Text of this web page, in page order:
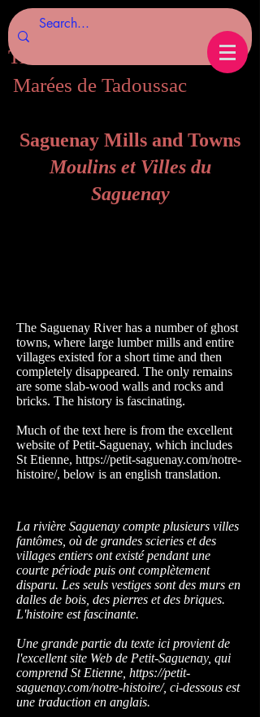
Tides of Tadoussac.com
Marées de Tadoussac
Saguenay Mills and Towns
Moulins et Villes du
Saguenay
The Saguenay River has a number of ghost
towns, where large lumber mills and entire
villages existed for a short time and then
completely disappeared. The only remains
are some slab-wood walls and rocks and
bricks. The history is fascinating.
Much of the text here is from the excellent
website of Petit-Saguenay, which includes
St Etienne, https://petit-saguenay.com/notre-
histoire/, below is an english translation.
La rivière Saguenay compte plusieurs villes
fantômes, où de grandes scieries et des
villages entiers ont existé pendant une
courte période puis ont complètement
disparu. Les seuls vestiges sont des murs en
dalles de bois, des pierres et des briques.
L'histoire est fascinante.
Une grande partie du texte ici provient de
l'excellent site Web de Petit-Saguenay, qui
comprend St Etienne, https://petit-
saguenay.com/notre-histoire/, ci-dessous est
une traduction en anglais.